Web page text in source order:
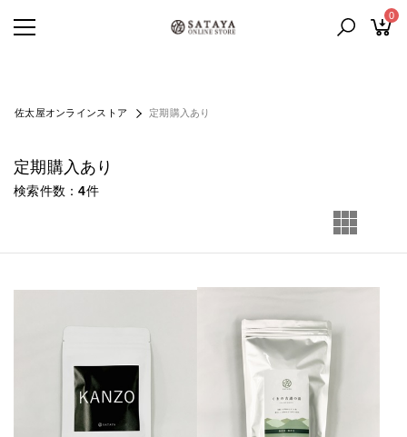
0
佐太屋オンラインストア 定期購入あり
定期購入あり
検索件数 4件